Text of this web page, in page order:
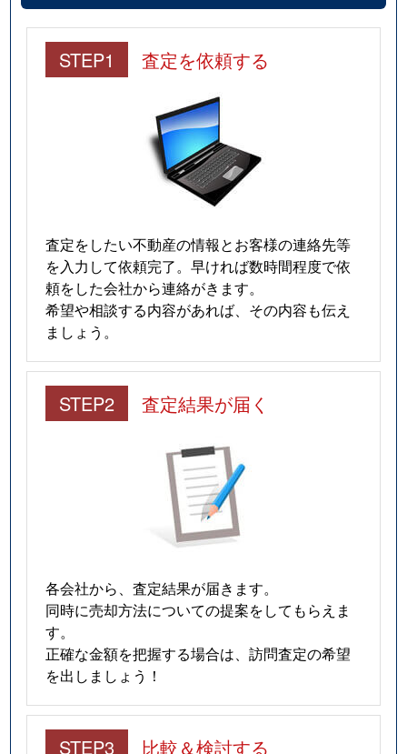
STEP1 査定を依頼する
査定をしたい不動産の情報とお客様の連絡先等
を入力して依頼完了。早ければ数時間程度で依
頼をした会社から連絡がきます。
希望や相談する内容があれば、その内容も伝え
ましょう。
STEP2 査定結果が届く
各会社から、査定結果が届きます。
同時に売却方法についての提案をしてもらえま
す。
正確な金額を把握する場合は、訪問査定の希望
を出しましょう！
STEP3 比較＆検討する